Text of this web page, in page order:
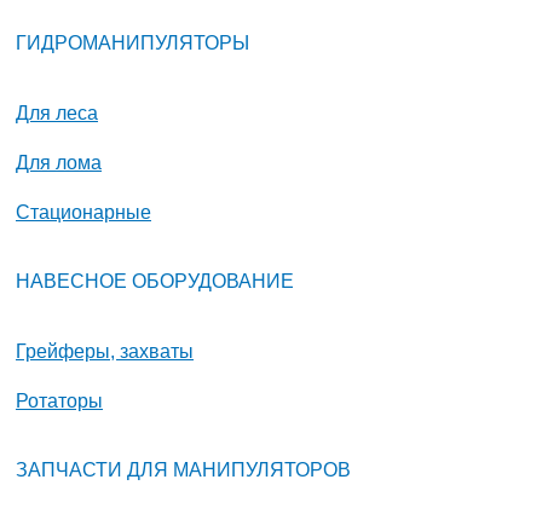
ГИДРОМАНИПУЛЯТОРЫ
Для леса
Для лома
Стационарные
НАВЕСНОЕ ОБОРУДОВАНИЕ
Грейферы, захваты
Ротаторы
ЗАПЧАСТИ ДЛЯ МАНИПУЛЯТОРОВ